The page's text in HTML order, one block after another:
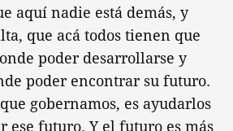
aquí nadie está demás, y
que acá todos tienen que
poder desarrollarse y
poder encontrar su futuro.
gobernamos, es ayudarlos
ese futuro. Y el futuro es más